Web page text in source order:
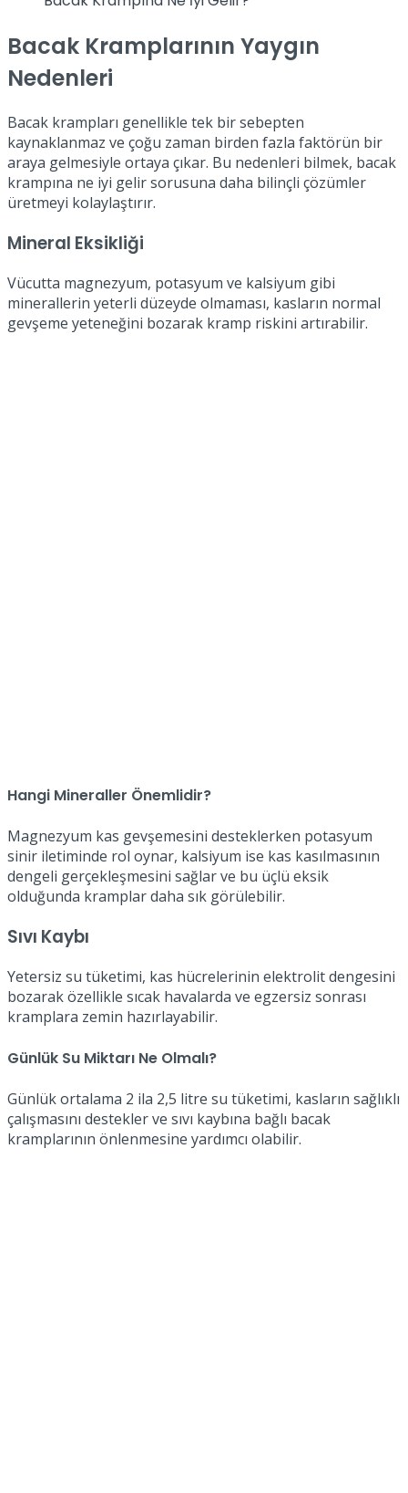
Bacak Kramplarının Yaygın
Nedenleri
Bacak krampları genellikle tek bir sebepten
kaynaklanmaz ve çoğu zaman birden fazla faktörün bir
araya gelmesiyle ortaya çıkar. Bu nedenleri bilmek, bacak
krampına ne iyi gelir sorusuna daha bilinçli çözümler
üretmeyi kolaylaştırır.
Mineral Eksikliği
Vücutta magnezyum, potasyum ve kalsiyum gibi
minerallerin yeterli düzeyde olmaması, kasların normal
gevşeme yeteneğini bozarak kramp riskini artırabilir.
Hangi Mineraller Önemlidir?
Magnezyum kas gevşemesini desteklerken potasyum
sinir iletiminde rol oynar, kalsiyum ise kas kasılmasının
dengeli gerçekleşmesini sağlar ve bu üçlü eksik
olduğunda kramplar daha sık görülebilir.
Sıvı Kaybı
Yetersiz su tüketimi, kas hücrelerinin elektrolit dengesini
bozarak özellikle sıcak havalarda ve egzersiz sonrası
kramplara zemin hazırlayabilir.
Günlük Su Miktarı Ne Olmalı?
Günlük ortalama 2 ila 2,5 litre su tüketimi, kasların sağlıklı
çalışmasını destekler ve sıvı kaybına bağlı bacak
kramplarının önlenmesine yardımcı olabilir.